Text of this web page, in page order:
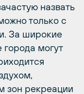
назвать
только с
За широкие
города могут
зон рекреации